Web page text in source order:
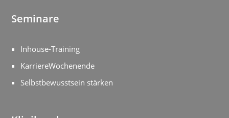
Seminare
Inhouse-Training
KarriereWochenende
Selbstbewusstsein stärken